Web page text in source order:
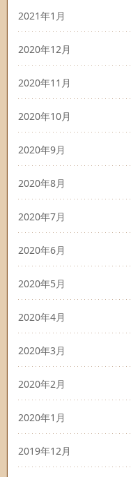
2021年1月
2020年12月
2020年11月
2020年10月
2020年9月
2020年8月
2020年7月
2020年6月
2020年5月
2020年4月
2020年3月
2020年2月
2020年1月
2019年12月